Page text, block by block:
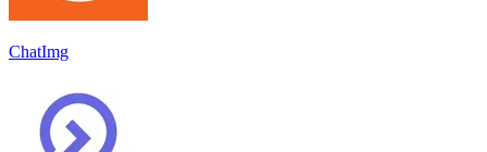
ChatImg